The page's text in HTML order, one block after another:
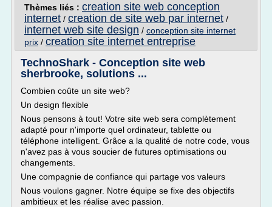
Thèmes liés : creation site web conception
internet / creation de site web par internet /
internet web site design / conception site internet
prix / creation site internet entreprise
TechnoShark - Conception site web
sherbrooke, solutions ...
Combien coûte un site web?
Un design flexible
Nous pensons à tout! Votre site web sera complètement
adapté pour n'importe quel ordinateur, tablette ou
téléphone intelligent. Grâce a la qualité de notre code, vous
n'avez pas à vous soucier de futures optimisations ou
changements.
Une compagnie de confiance qui partage vos valeurs
Nous voulons gagner. Notre équipe se fixe des objectifs
ambitieux et les réalise avec passion.